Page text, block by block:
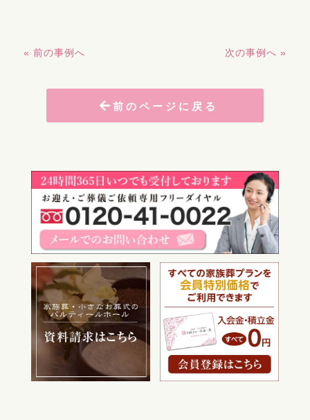
« 前の事例へ 次の事例へ »
前のページに戻る